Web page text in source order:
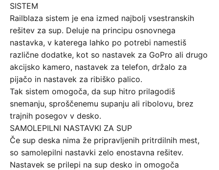
SISTEM
Railblaza sistem je ena izmed najbolj vsestranskih
rešitev za sup. Deluje na principu osnovnega
nastavka, v katerega lahko po potrebi namestiš
različne dodatke, kot so nastavek za GoPro ali drugo
akcijsko kamero, nastavek za telefon, držalo za
pijačo in nastavek za ribiško palico.
Tak sistem omogoča, da sup hitro prilagodiš
snemanju, sproščenemu supanju ali ribolovu, brez
trajnih posegov v desko.
SAMOLEPILNI NASTAVKI ZA SUP
Če sup deska nima že pripravljenih pritrdilnih mest,
so samolepilni nastavki zelo enostavna rešitev.
Nastavek se prilepi na sup desko in omogoča